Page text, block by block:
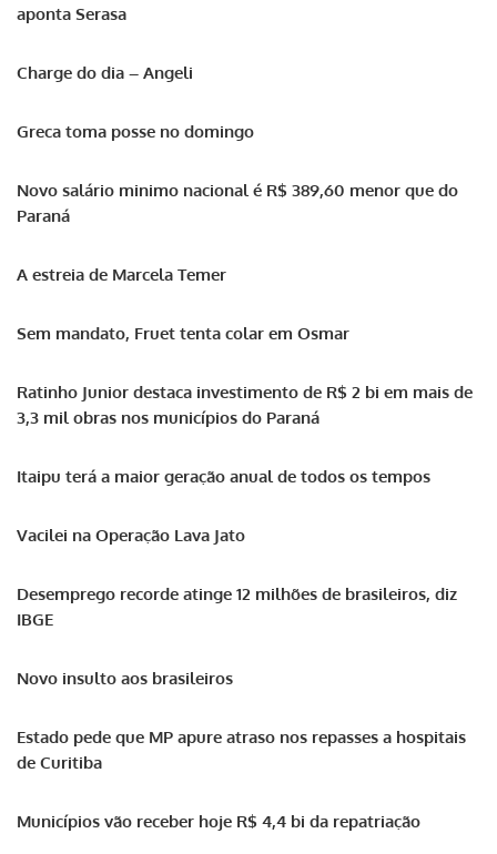
aponta Serasa
Charge do dia – Angeli
Greca toma posse no domingo
Novo salário minimo nacional é R$ 389,60 menor que do
Paraná
A estreia de Marcela Temer
Sem mandato, Fruet tenta colar em Osmar
Ratinho Junior destaca investimento de R$ 2 bi em mais de
3,3 mil obras nos municípios do Paraná
Itaipu terá a maior geração anual de todos os tempos
Vacilei na Operação Lava Jato
Desemprego recorde atinge 12 milhões de brasileiros, diz
IBGE
Novo insulto aos brasileiros
Estado pede que MP apure atraso nos repasses a hospitais
de Curitiba
Municípios vão receber hoje R$ 4,4 bi da repatriação